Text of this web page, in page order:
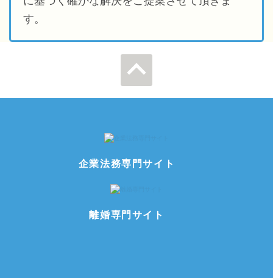
す。
企業法務専門サイト
離婚専門サイト